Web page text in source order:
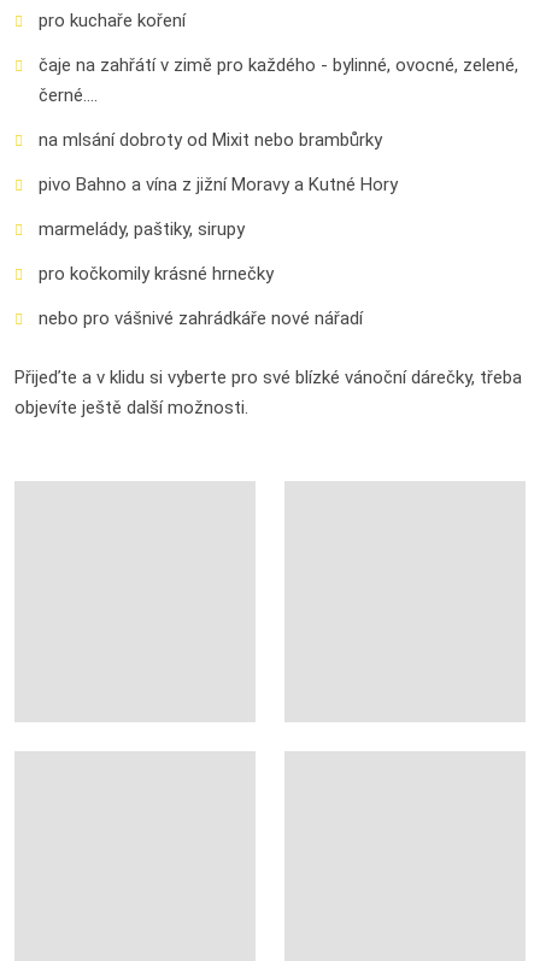
pro kuchaře koření
čaje na zahřátí v zimě pro každého - bylinné, ovocné, zelené,
černé....
na mlsání dobroty od Mixit nebo brambůrky
pivo Bahno a vína z jižní Moravy a Kutné Hory
marmelády, paštiky, sirupy
pro kočkomily krásné hrnečky
nebo pro vášnivé zahrádkáře nové nářadí
Přijeďte a v klidu si vyberte pro své blízké vánoční dárečky, třeba
objevíte ještě další možnosti.